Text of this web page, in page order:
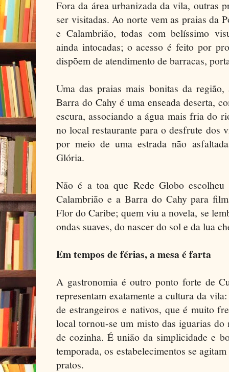
Fora da área urbanizada da vila, outras
ser visitadas. Ao norte vem as praias da
e Calambrião, todas com belíssimo
ainda intocadas; o acesso é feito por
dispõem de atendimento de barracas,
Uma das praias mais bonitas da
Barra do Cahy é uma enseada deserta,
escura, associando a água mais fria do
no local restaurante para o desfrute dos
por meio de uma estrada não
Glória.
Não é a toa que Rede Globo
Calambrião e a Barra do Cahy para
Flor do Caribe; quem viu a novela, se
ondas suaves, do nascer do sol e da lua
Em tempos de férias, a mesa é farta
A gastronomia é outro ponto forte de
representam exatamente a cultura da
de estrangeiros e nativos, que é muito
local tornou-se um misto das iguarias
de cozinha. É união da simplicidade e
temporada, os estabelecimentos se
pratos.